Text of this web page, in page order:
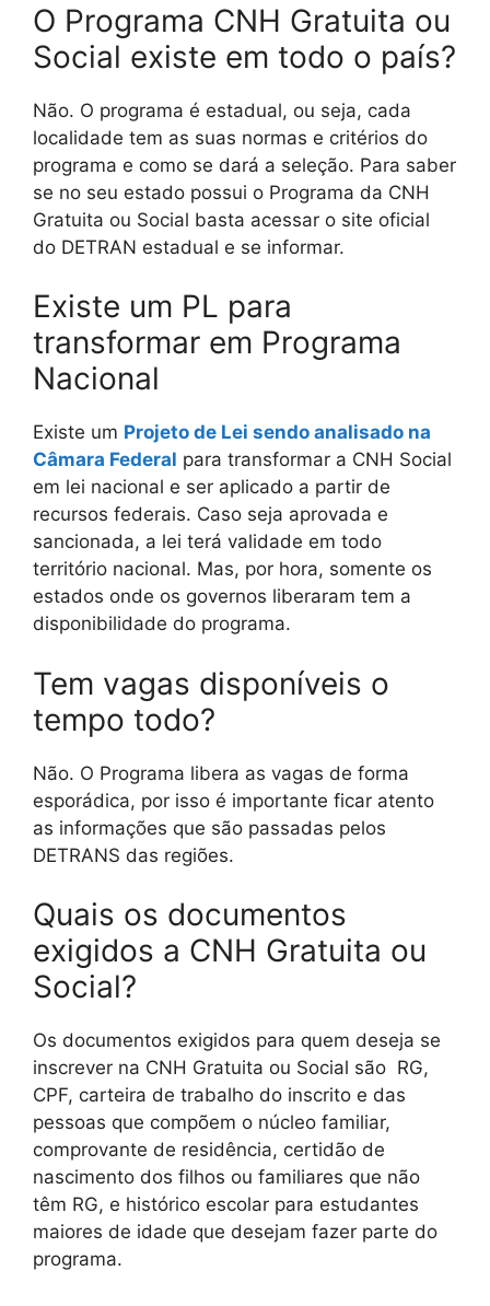
O Programa CNH Gratuita ou
Social existe em todo o país?
Não. O programa é estadual, ou seja, cada
localidade tem as suas normas e critérios do
programa e como se dará a seleção. Para saber
se no seu estado possui o Programa da CNH
Gratuita ou Social basta acessar o site oficial
do DETRAN estadual e se informar.
Existe um PL para
transformar em Programa
Nacional
Existe um Projeto de Lei sendo analisado na
Câmara Federal para transformar a CNH Social
em lei nacional e ser aplicado a partir de
recursos federais. Caso seja aprovada e
sancionada, a lei terá validade em todo
território nacional. Mas, por hora, somente os
estados onde os governos liberaram tem a
disponibilidade do programa.
Tem vagas disponíveis o
tempo todo?
Não. O Programa libera as vagas de forma
esporádica, por isso é importante ficar atento
as informações que são passadas pelos
DETRANS das regiões.
Quais os documentos
exigidos a CNH Gratuita ou
Social?
Os documentos exigidos para quem deseja se
inscrever na CNH Gratuita ou Social são RG,
CPF, carteira de trabalho do inscrito e das
pessoas que compõem o núcleo familiar,
comprovante de residência, certidão de
nascimento dos filhos ou familiares que não
têm RG, e histórico escolar para estudantes
maiores de idade que desejam fazer parte do
programa.